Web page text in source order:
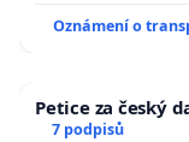
Oznámení o
Petice za český
7 podpisů